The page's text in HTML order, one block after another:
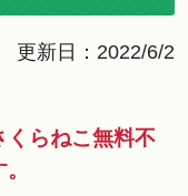
更新日：2022/6/2
くらねこ無料不